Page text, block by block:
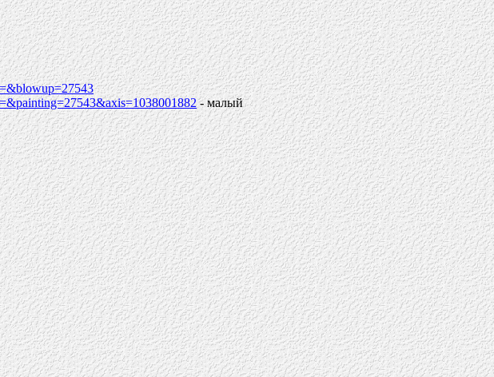
- малый